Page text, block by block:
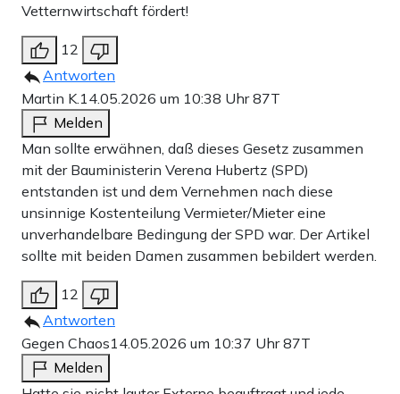
Vetternwirtschaft fördert!
12
Antworten
Martin K.14.05.2026 um 10:38 Uhr87T
Melden
Man sollte erwähnen, daß dieses Gesetz zusammen
mit der Bauministerin Verena Hubertz (SPD)
entstanden ist und dem Vernehmen nach diese
unsinnige Kostenteilung Vermieter/Mieter eine
unverhandelbare Bedingung der SPD war. Der Artikel
sollte mit beiden Damen zusammen bebildert werden.
12
Antworten
Gegen Chaos14.05.2026 um 10:37 Uhr87T
Melden